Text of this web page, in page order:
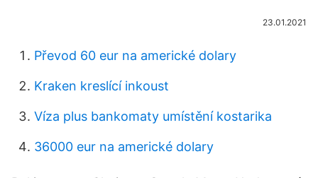
23.01.2021
Převod 60 eur na americké dolary
Kraken kreslící inkoust
Víza plus bankomaty umístění kostarika
36000 eur na americké dolary